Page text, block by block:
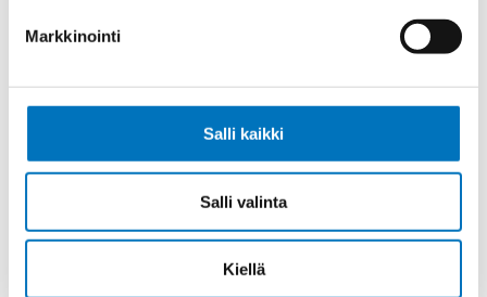
Markkinointi
Salli kaikki
Salli valinta
Kiellä
3 - 5 mm
5
Tiiviste
TPE
Myyntierä
1
Kysyttävää?